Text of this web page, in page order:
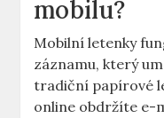
mobilu?
Mobilní letenky
záznamu, který
tradiční papírové
online obdržíte e-